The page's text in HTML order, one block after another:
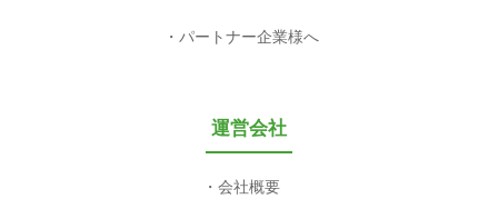
パートナー企業様へ
運営会社
会社概要